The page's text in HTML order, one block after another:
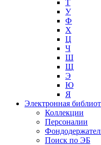
Т
У
Ф
Х
Ц
Ч
Ш
Щ
Э
Ю
Я
Электронная
Коллекции
Персоналии
Поиск по ЭБ